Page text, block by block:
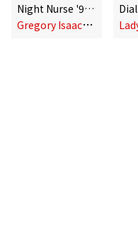
Night Nurse '96 (Alternate Mixes)
G
regory Isaacs, Lady Saw